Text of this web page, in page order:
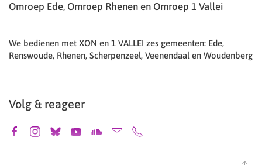
Omroep Ede, Omroep Rhenen en Omroep 1 Vallei
We bedienen met XON en 1 VALLEI zes gemeenten: Ede,
Renswoude, Rhenen, Scherpenzeel, Veenendaal en Woudenberg
Volg & reageer